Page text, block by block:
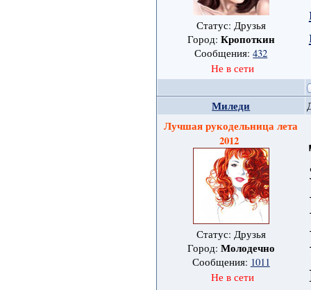
Статус: Друзья
Город: Кропоткин
Сообщения:432
Не в сети
Миледи
Лучшая рукодельница лета
2012
Статус: Друзья
Город: Молодечно
Сообщения: 1011
Не в сети